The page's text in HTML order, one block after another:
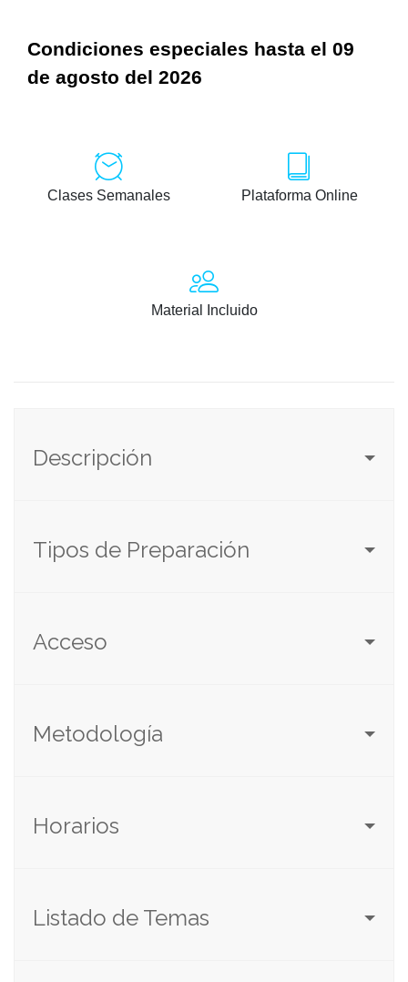
Condiciones especiales hasta el 09
de agosto del 2026
Clases Semanales Plataforma Online
Material Incluido
Descripción
Tipos de Preparación
Acceso
Metodología
Horarios
Listado de Temas